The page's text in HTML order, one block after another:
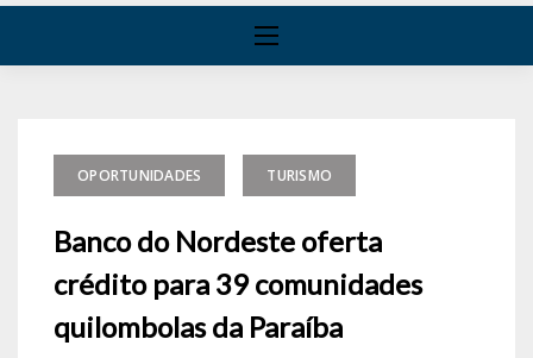
OPORTUNIDADES TURISMO
Banco do Nordeste oferta
crédito para 39 comunidades
quilombolas da Paraíba